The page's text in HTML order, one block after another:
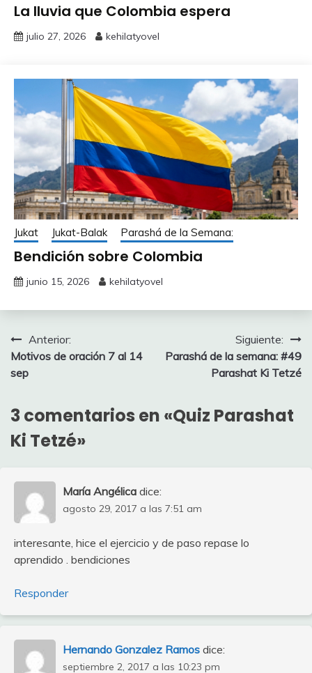
La lluvia que Colombia espera
julio 27, 2026 kehilatyovel
Jukat Jukat-Balak Parashá de la Semana:
Bendición sobre Colombia
junio 15, 2026 kehilatyovel
Navegación
de
Anterior:
Motivos de oración 7 al 14
sep
Siguiente:
Parashá de la semana: #49
Parashat Ki Tetzé
3 comentarios en «Quiz Parashat
Ki Tetzé»
María Angélica dice:
agosto 29, 2017 a las 7:51 am
interesante, hice el ejercicio y de paso repase lo
aprendido . bendiciones
Responder
Hernando Gonzalez Ramos dice:
septiembre 2, 2017 a las 10:23 pm